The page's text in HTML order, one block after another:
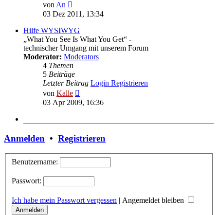
vonAn
Beitrag
03 Dez 2011, 13:34
Hilfe WYSIWYG
„What You See Is What You Get“ -
technischer Umgang mit unserem Forum
Moderator: Moderators
4 Themen
5 Beiträge
Letzter Beitrag Login Registrieren
von Kalle
Beitrag
03 Apr 2009, 16:36
Anmelden • Registrieren
Benutzername:
Passwort:
Ich habe mein Passwort vergessen | Angemeldet bleiben